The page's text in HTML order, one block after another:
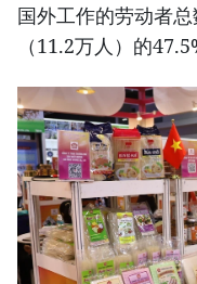
国外工作的劳动者
（11.2万人）的